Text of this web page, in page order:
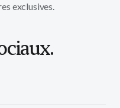
exclusives.